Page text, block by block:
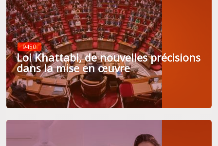
9450
Loi Khattabi, de nouvelles précisions
dans la mise en œuvre